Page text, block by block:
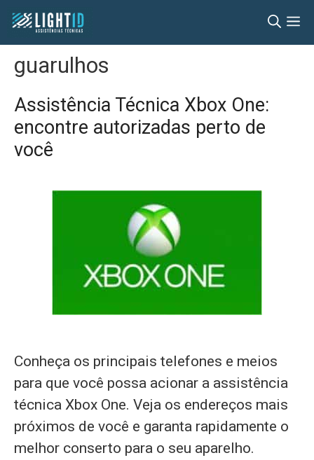
Pular
para
conteúdo
guarulhos
Assistência Técnica Xbox One:
encontre autorizadas perto de
você
Conheça os principais telefones e meios
para que você possa acionar a assistência
técnica Xbox One. Veja os endereços mais
próximos de você e garanta rapidamente o
melhor conserto para o seu aparelho.